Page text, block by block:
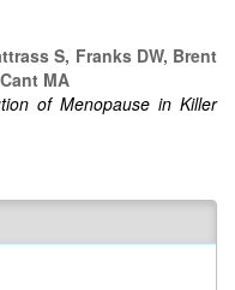
S, Franks DW, Brent
MA
of Menopause in Killer